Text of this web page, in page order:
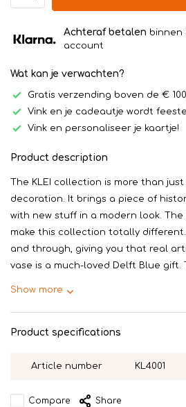
Achteraf betalen binnen
account
Wat kan je verwachten?
Gratis verzending boven de €
Vink en je cadeautje wordt
Vink en personaliseer je kaartje!
Product description
The KLEI collection is more than
decoration. It brings a piece of
with new stuff in a modern look.
make this collection totally
and through, giving you that real
vase is a much-loved Delft Blue gift.
Show more
Product specifications
Article number KL4001
Compare Share